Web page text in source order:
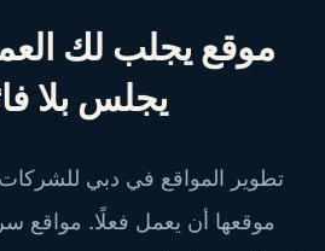
موقع يجلب لك
يجلس بلا
تطوير المواقع في دبي للشركات
موقعها أن يعمل فعلًا. مواقع